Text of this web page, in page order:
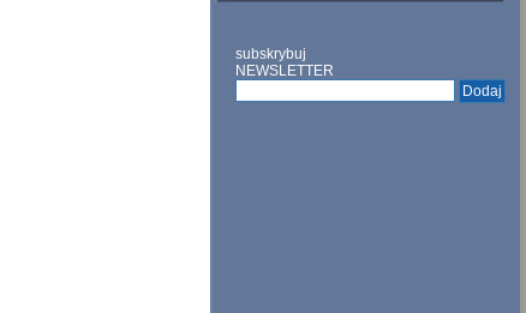
subskrybuj
NEWSLETTER